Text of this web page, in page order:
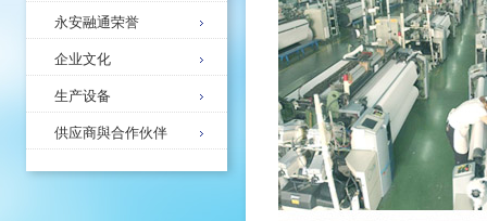
永安融通荣誉
企业文化
生产设备
供应商與合作伙伴